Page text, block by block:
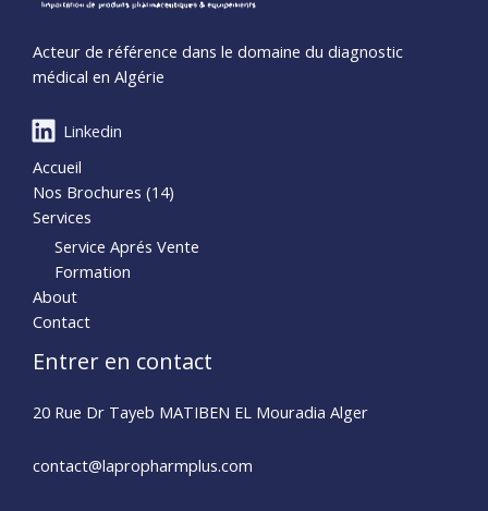
Acteur de référence dans le domaine du diagnostic
médical en Algérie
Linkedin
Accueil
Nos Brochures (14)
Services
Service Aprés Vente
Formation
About
Contact
Entrer en contact
20 Rue Dr Tayeb MATIBEN EL Mouradia Alger
contact@lapropharmplus.com​